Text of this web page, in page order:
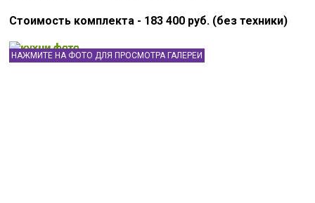
Стоимость комплекта - 183 400 руб. (без техники)
НАЖМИТЕ НА ФОТО ДЛЯ ПРОСМОТРА ГАЛЕРЕИ